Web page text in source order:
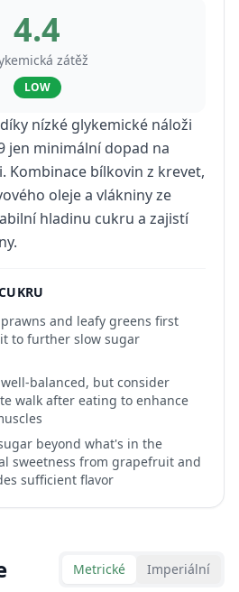
4.4
zátěž
LOW
nízké glykemické náloži
jen minimální dopad na
Kombinace bílkovin z krevet,
oleje a vlákniny ze
hladinu cukru a zajistí
and leafy greens first
to further slow sugar
balanced, but consider
walk after eating to enhance
beyond what's in the
sweetness from grapefruit and
sufficient flavor
Metrické Imperiální